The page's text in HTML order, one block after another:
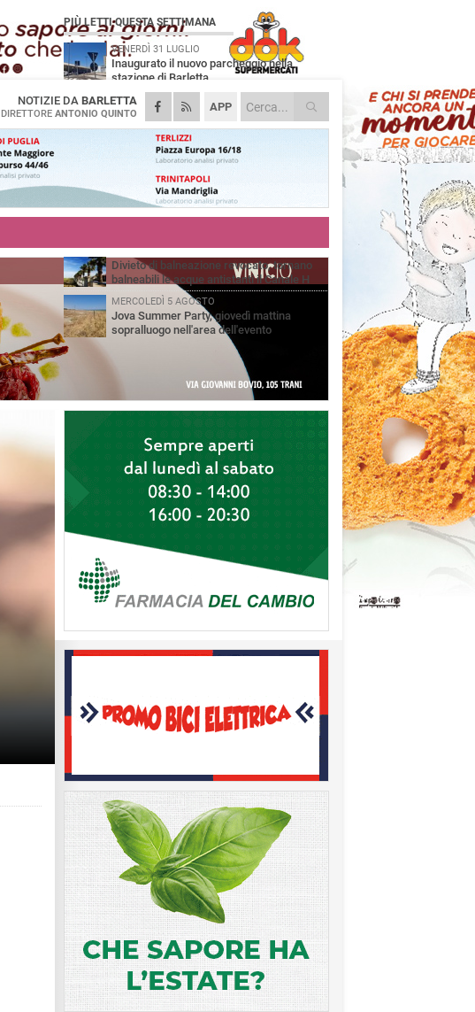
APP
NOTIZIE DA BARLETTA
DIRETTORE ANTONIO QUINTO
PIÙ LETTI QUESTA SETTIMANA
VENERDÌ 31 LUGLIO
Inaugurato il nuovo parcheggio nella
stazione di Barletta
MERCOLEDÌ 5 AGOSTO
Barletta piange Gioacchino Dagnello:
64enne barlettano investito all'alba a Trani
GIOVEDÌ 30 LUGLIO
Rapina all'Ipercoop di Barletta: nel mirino la
gioielleria, banditi in fuga
DOMENICA 2 AGOSTO
Beni confiscati alla mafia. Nasce il servizio
VENERDÌ 31 LUGLIO
Divieto di balneazione revocato, tornano
balneabili le acque antistanti il Canale H
MERCOLEDÌ 5 AGOSTO
Jova Summer Party, giovedì mattina
sopralluogo nell'area dell'evento